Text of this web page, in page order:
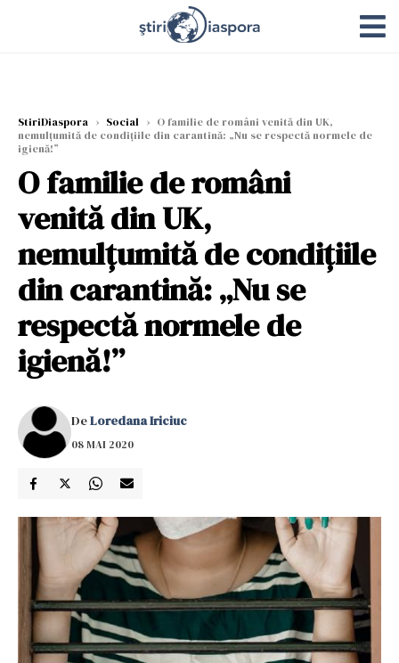
StiriDiaspora › Social › O familie de români venită din UK,
nemulțumită de condițiile din carantină: „Nu se respectă normele de
igienă!”
O familie de români
venită din UK,
nemulțumită de condițiile
din carantină: „Nu se
respectă normele de
igienă!”
DeLoredana Iriciuc
08 MAI 2020